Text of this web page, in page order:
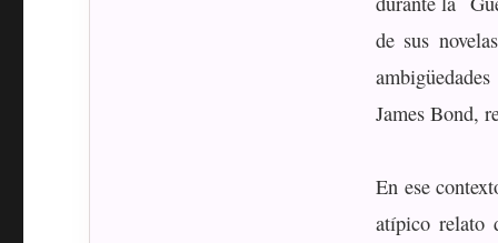
de sus
James Bond,
En ese
atípico relato